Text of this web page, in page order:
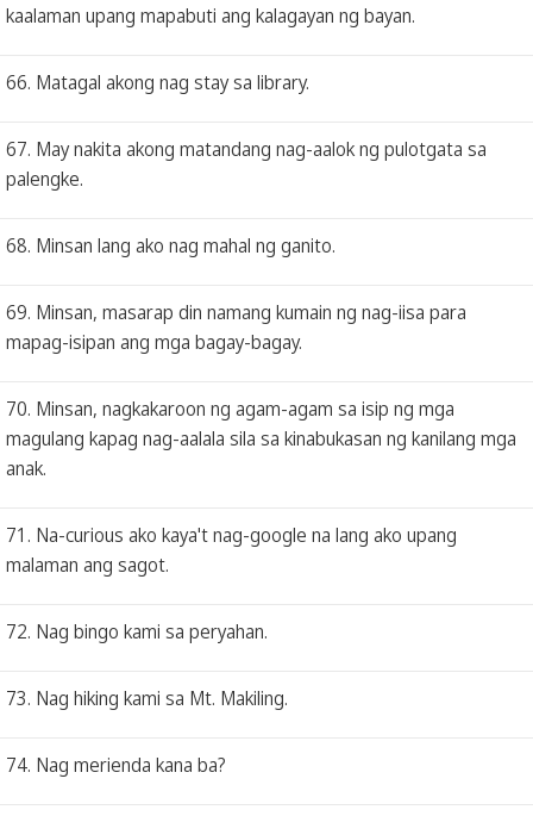
kaalaman upang mapabuti ang kalagayan ng bayan.
66. Matagal akong nag stay sa library.
67. May nakita akong matandang nag-aalok ng pulotgata sa
palengke.
68. Minsan lang ako nag mahal ng ganito.
69. Minsan, masarap din namang kumain ng nag-iisa para
mapag-isipan ang mga bagay-bagay.
70. Minsan, nagkakaroon ng agam-agam sa isip ng mga
magulang kapag nag-aalala sila sa kinabukasan ng kanilang mga
anak.
71. Na-curious ako kaya't nag-google na lang ako upang
malaman ang sagot.
72. Nag bingo kami sa peryahan.
73. Nag hiking kami sa Mt. Makiling.
74. Nag merienda kana ba?